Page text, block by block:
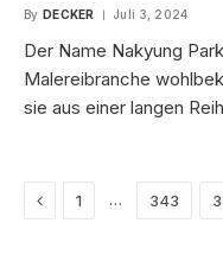
By DECKER Juli 3, 2024
Der Name Nakyung
Malereibranche
sie aus einer langen
Previous
1 … 343